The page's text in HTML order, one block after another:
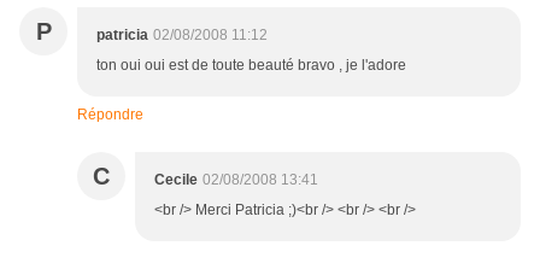
P patricia 02/08/2008 11:12
ton oui oui est de toute beauté bravo , je l'adore
Répondre
C Cecile 02/08/2008 13:41
<br /> Merci Patricia ;)<br /> <br /> <br />